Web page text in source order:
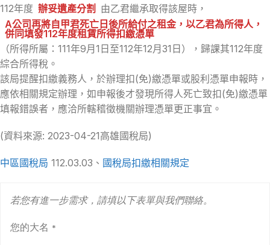
112年度 辦妥遺產分割 由乙君繼承取得該屋時，
A公司再將自甲君死亡日後所給付之租金，以乙君為所得人，
併同填發112年度租賃所得扣繳憑單
（所得所屬：111年9月1日至112年12月31日），歸課其112年度
綜合所得稅。
該局提醒扣繳義務人，於辦理扣(免)繳憑單或股利憑單申報時，
應依相關規定辦理，如申報後才發現所得人死亡致扣(免)繳憑單
填報錯誤者，應洽所轄稽徵機關辦理憑單更正事宜。
(資料來源: 2023-04-21高雄國稅局)
中區國稅局 112.03.03、 國稅局扣繳相關規定
若您有進一步需求，請填以下表單與我們聯絡。
您的大名 *